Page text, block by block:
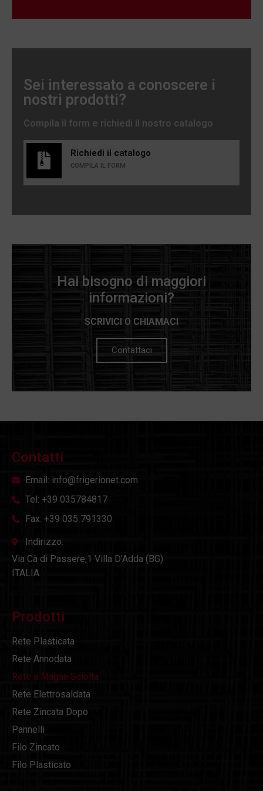
Sei interessato a conoscere i
nostri prodotti?
Compila il form e richiedi il nostro catalogo
Richiedi il catalogo
COMPILA IL FORM
Hai bisogno di maggiori
informazioni?
SCRIVICI O CHIAMACI
Contattaci
Contatti
Email: info@frigerionet.com
Tel: +39 035784817
Fax: +39 035 791330
Indirizzo:
Via Cà di Passere,1 Villa D’Adda (BG)
ITALIA
Prodotti
Rete Plasticata
Rete Annodata
Rete a Maglia Sciolta
Rete Elettrosaldata
Rete Zincata Dopo
Pannelli
Filo Zincato
Filo Plasticato